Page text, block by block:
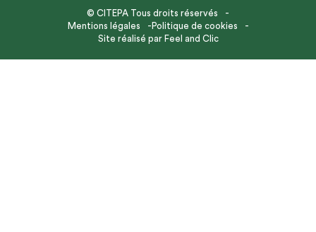
© CITEPA Tous droits réservés
Mentions légales
Politique de cookies
Site réalisé par Feel and Clic